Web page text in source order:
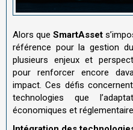
Alors queSmartAsset
référence pour la gestion
plusieurs enjeux et
pour renforcer encore
impact. Ces défis
technologies que
économiques et